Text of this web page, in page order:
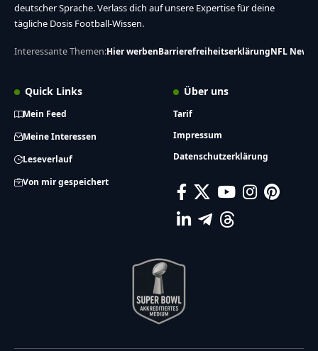
deutscher Sprache. Verlass dich auf unsere Expertise für deine
tägliche Dosis Football-Wissen.
Interessante Themen:Hier werbenBarrierefreiheitserklärungNFL News
Quick Links
Mein Feed
Meine Interessen
Leseverlauf
Von mir gespeichert
Über uns
Tarif
Impressum
Datenschutzerklärung